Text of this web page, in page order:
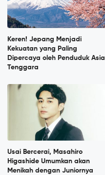
Keren! Jepang Menjadi
Kekuatan yang Paling
Dipercaya oleh Penduduk Asia
Tenggara
Usai Bercerai, Masahiro
Higashide Umumkan akan
Menikah dengan Juniornya